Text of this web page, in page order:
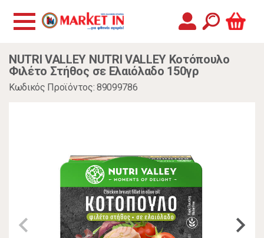
NUTRI VALLEY NUTRI VALLEY Κοτόπουλο
Φιλέτο Στήθος σε Ελαιόλαδο 150γρ
Κωδικός Προϊόντος: 89099786